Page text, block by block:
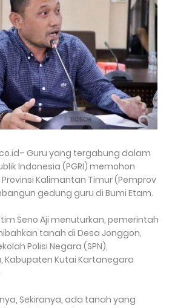
Guru yang tergabung dalam
Indonesia (PGRI) memohon
Kalimantan Timur (Pemprov
gedung guru di Bumi Etam.
Seno Aji menuturkan, pemerintah
tanah di Desa Jonggon,
Polisi Negara (SPN),
Kabupaten Kutai Kartanegara
Sekiranya, ada tanah yang